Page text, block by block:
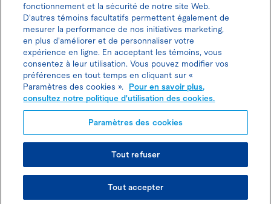
Planifier une visite
Joindre l’agent de location
Politique d'utilisation des cookies
Politique de protection des
renseignements personnels
© TOUS DROITS RÉSERVÉS LOGISCO 2026
fonctionnement et la sécurité de notre site Web.
D'autres témoins facultatifs permettent également de
mesurer la performance de nos initiatives marketing,
en plus d'améliorer et de personnaliser votre
expérience en ligne. En acceptant les témoins, vous
consentez à leur utilisation. Vous pouvez modifier vos
préférences en tout temps en cliquant sur «
Paramètres des cookies ».
Pour en savoir plus,
consultez notre politique d'utilisation des cookies.
Paramètres des cookies
Tout refuser
Tout accepter